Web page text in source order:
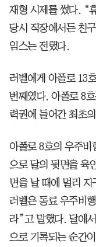
재형 시제를 썼다. “
당시 직장에서든 친
임스는 전했다.
러벨에게 아폴로 13
번째였다. 아폴로 8
력권에 들어간 최초
아폴로 8호의 우주비
으로 달의 뒷면을 육
면을 날 때에 멀리
러벨은 동료 우주비
라”고 말했다. 달에
으로 기록되는 순간